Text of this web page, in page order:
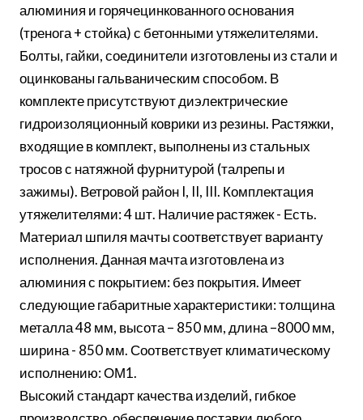
алюминия и горячецинкованного основания
(тренога + стойка) с бетонными утяжелителями.
Болты, гайки, соединители изготовлены из стали и
оцинкованы гальваническим способом. В
комплекте присутствуют диэлектрические
гидроизоляционный коврики из резины. Растяжки,
входящие в комплект, выполнены из стальных
тросов с натяжной фурнитурой (талрепы и
зажимы). Ветровой район I, II, III. Комплектация
утяжелителями: 4 шт. Наличие растяжек - Есть.
Материал шпиля мачты соответствует варианту
исполнения. Данная мачта изготовлена из
алюминия с покрытием: без покрытия. Имеет
следующие габаритные характеристики: толщина
металла 48 мм, высота – 850 мм, длина –8000 мм,
ширина - 850 мм. Соответствует климатическому
исполнению: ОМ1.
Высокий стандарт качества изделий, гибкое